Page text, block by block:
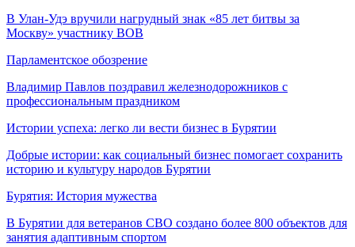
В Улан-Удэ вручили нагрудный знак «85 лет битвы за
Москву» участнику ВОВ
Парламентское обозрение
Владимир Павлов поздравил железнодорожников с
профессиональным праздником
Истории успеха: легко ли вести бизнес в Бурятии
Добрые истории: как социальный бизнес помогает сохранить
историю и культуру народов Бурятии
Бурятия: История мужества
В Бурятии для ветеранов СВО создано более 800 объектов для
занятия адаптивным спортом